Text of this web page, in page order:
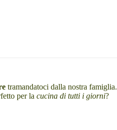
tramandatoci dalla nostra famiglia.
per la cucina di tutti i giorni?